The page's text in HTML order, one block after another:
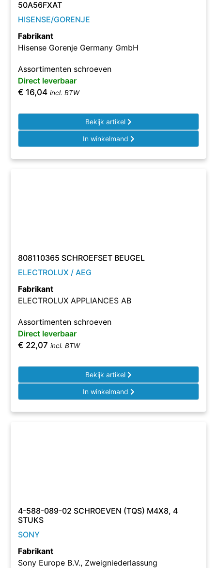
50A56FXAT
HISENSE/GORENJE
Fabrikant
Hisense Gorenje Germany GmbH
Assortimenten schroeven
Direct leverbaar
€ 16,04 incl. BTW
Bekijk artikel
In winkelmand
808110365 SCHROEFSET BEUGEL
ELECTROLUX / AEG
Fabrikant
ELECTROLUX APPLIANCES AB
Assortimenten schroeven
Direct leverbaar
€ 22,07 incl. BTW
Bekijk artikel
In winkelmand
4-588-089-02 SCHROEVEN (TQS) M4X8, 4
STUKS
SONY
Fabrikant
Sony Europe B.V., Zweigniederlassung